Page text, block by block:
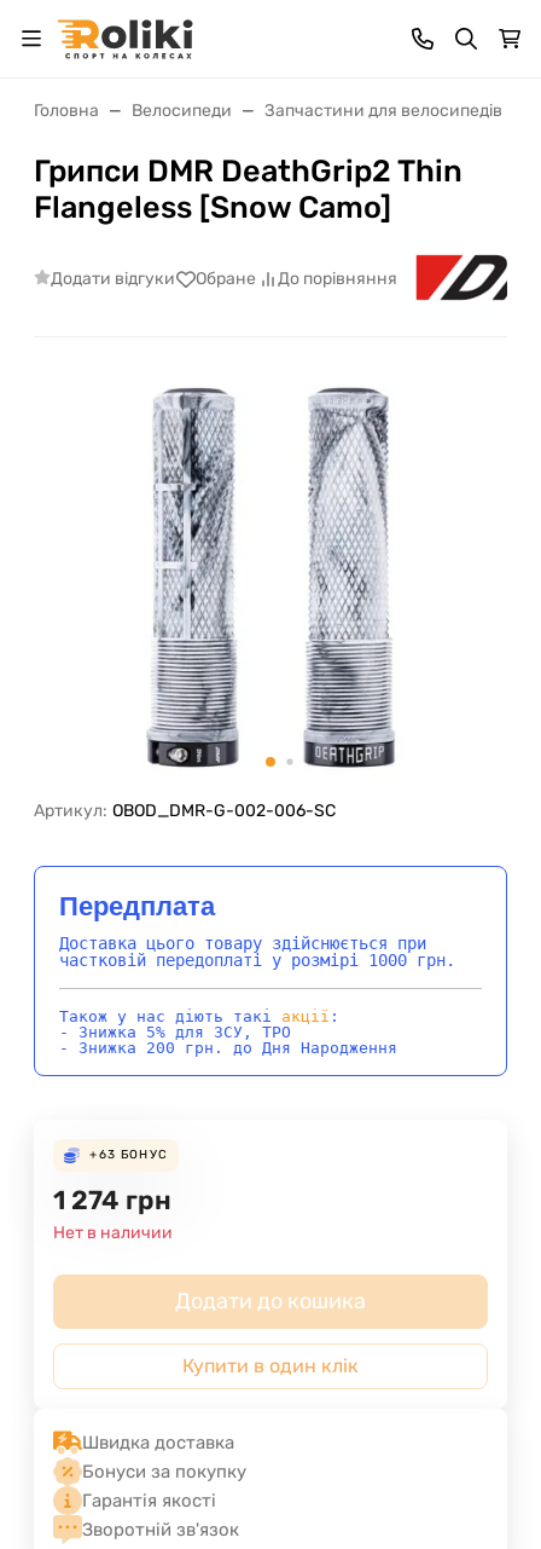
Головна Велосипеди Запчастини для велосипедів
Грипси DMR DeathGrip2 Thin
Flangeless [Snow Camo]
Додати відгуки Обране До порівняння
Артикул: OBOD_DMR-G-002-006-SC
Передплата
Доставка цього товару здійснюється при
частковій передоплаті у розмірі 1000 грн.
Також у нас діють такі акції :
- Знижка 5% для ЗСУ, ТРО
- Знижка 200 грн. до Дня Народження
+63 БОНУС
1 274 грн
Нет в наличии
Додати до кошика
Купити в один клік
Швидка доставка
Бонуси за покупку
Гарантія якості
Зворотній зв'язок